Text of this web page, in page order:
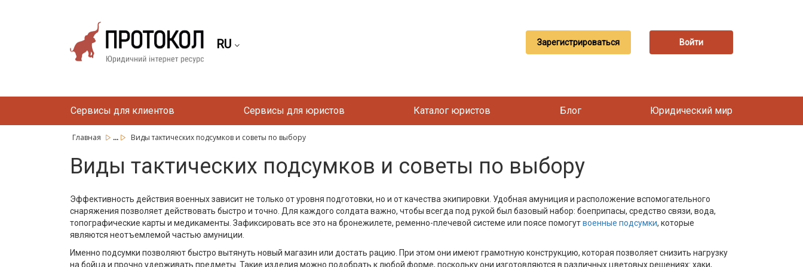
RU Зарегистрироваться Войти
Сервисы для клиентов Сервисы для юристов Каталог юристов Блог Юридический мир
Главная ... Виды тактических подсумков и советы по выбору
Виды тактических подсумков и советы по выбору
Эффективность действия военных зависит не только от уровня подготовки, но и от качества экипировки. Удобная амуниция и расположение вспомогательного
снаряжения позволяет действовать быстро и точно. Для каждого солдата важно, чтобы всегда под рукой был базовый набор: боеприпасы, средство связи, вода,
топографические карты и медикаменты. Зафиксировать все это на бронежилете, ременно-плечевой системе или поясе помогутвоенные подсумки, которые
являются неотъемлемой частью амуниции.
Именно подсумки позволяют быстро вытянуть новый магазин или достать рацию. При этом они имеют грамотную конструкцию, которая позволяет снизить нагрузку
на бойца и прочно удерживать предметы. Такие изделия можно подобрать к любой форме, поскольку они изготовляются в различных цветовых решениях: хаки,